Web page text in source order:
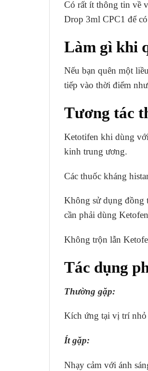
Có rất ít thông tin về
Drop 3ml CPC1 để
Làm gì khi
Nếu bạn quên một
tiếp vào thời điểm
Tương tác
Ketotifen khi dùng với
kinh trung ương.
Các thuốc kháng
Không sử dụng đồng
cần phải dùng
Không trộn lẫn
Tác dụng
Thường gặp:
Kích ứng tại vị trí nhỏ
Ít gặp:
Nhạy cảm với ánh